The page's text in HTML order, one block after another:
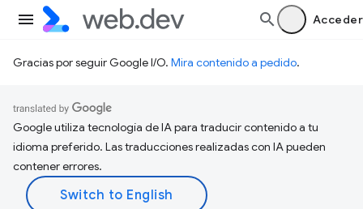
Acceder
Gracias por seguir Google I/O. Mira contenido a pedido.
Google utiliza tecnología de IA para traducir contenido a tu
idioma preferido. Las traducciones realizadas con IA pueden
contener errores.